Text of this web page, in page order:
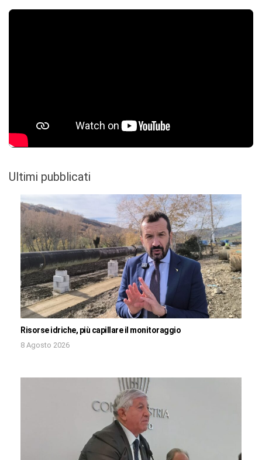
Ultimi pubblicati
Risorse idriche, più capillare il monitoraggio
8 Agosto 2026